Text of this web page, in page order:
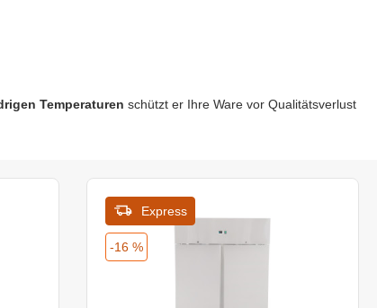
Temperaturen schützt er Ihre Ware vor Qualitätsverlust
-16 %
Express